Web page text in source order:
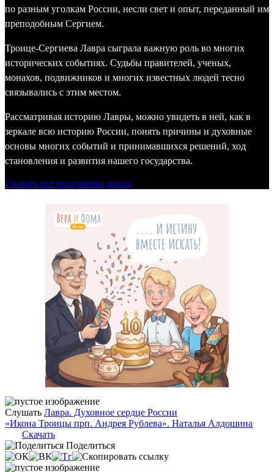
по разным уголкам России, несли свет и опыт, переданный им
преподобным Сергием.
Троице-Сергиева Лавра сыграла важную роль во многих
исторических событиях. Судьбы правителей, ученых,
монахов, подвижников и многих известных людей тесно
связывались с этим местом.
Рассматривая историю Лавры, можно увидеть в ней, как в
зеркале всю историю России, понять причины и духовные
основы многих событий и принимавшихся решений, ход
становления и развития нашего государства.
Скачать все программы цикла
Слушать Лавра. Духовное сердце России
«Икона Троицы прп. Андрея Рублева». Наталья Алдошина
Скачать
Поделиться